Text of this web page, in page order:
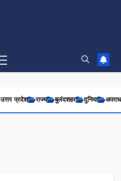
उत्तर प्रदेश राज्य बुलंदशहर दुनिया अपराध